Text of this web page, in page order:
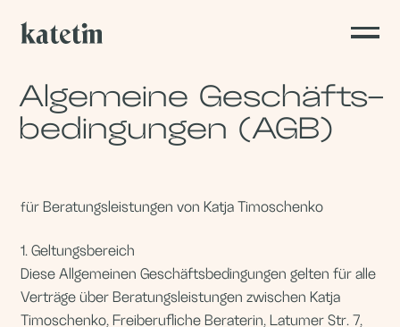
bedingungen (AGB)
1. Geltungsbereich
Verträge über Beratungsleistungen zwischen Katja
Timoschenko, Freiberufliche Beraterin, Latumer Str. 7,
40668 Meerbusch (nachfolgend „Anbieterin“) und
Verbraucherinnen und Verbrauchern im Sinne des § 13